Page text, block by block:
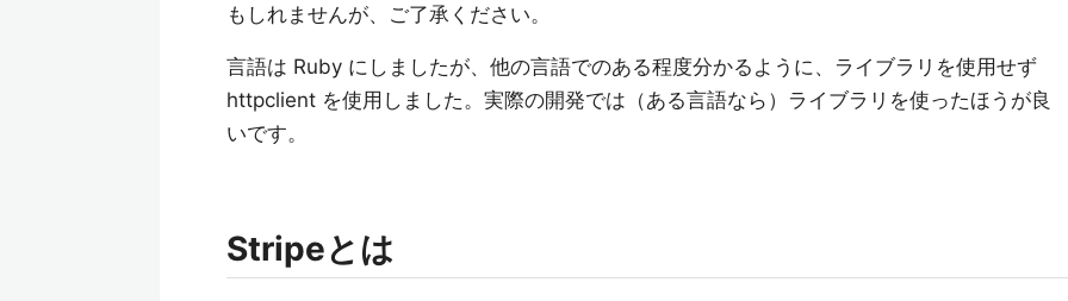
もしれませんが、ご了承ください。
言語は Ruby にしましたが、他の言語でのある程度分かるように、ライブラリを使用せず
httpclient を使用しました。実際の開発では（ある言語なら）ライブラリを使ったほうが良
いです。
Stripeとは